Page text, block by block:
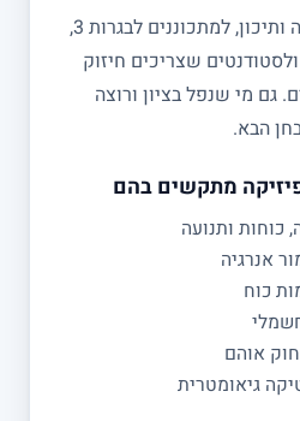
מתאים לתלמידי חטיבה ותיכון, למתכוננים לבגרות 3,
ולסטודנטים שצריכים חיזוק
גם מי שנפל בציון ורוצה
הבא.
מתקשים בהם
כוחות ותנועה
אנרגיה
כוח
אוהם
גיאומטרית